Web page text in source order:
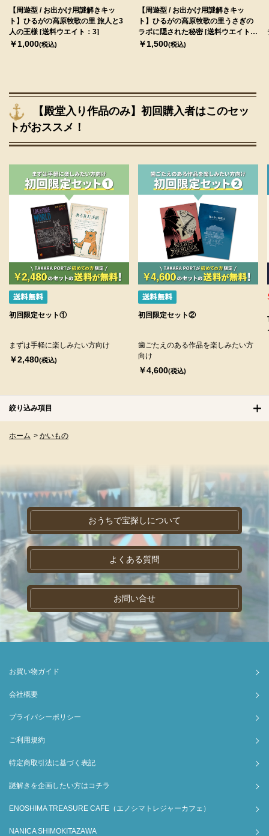
【周遊型 / お出かけ用謎解きキッ
ト】ひるがの高原牧歌の里 旅人と3
人の王様 [送料ウエイト：3]
￥1,000(税込)
【周遊型 / お出かけ用謎解きキッ
ト】ひるがの高原牧歌の里うさぎの
ラポに隠された秘密 [送料ウエイト：
3]
￥1,500(税込)
【殿堂入り作品のみ】初回購入者はこのセッ
トがおススメ！
初回限定セット①
まずは手軽に楽しみたい方向け
￥2,480(税込)
初回限定セット②
歯ごたえのある作品を楽しみたい方
向け
￥4,600(税込)
絞り込み項目
ホーム > かいもの
おうちで宝探しについて
よくある質問
お問い合せ
お買い物ガイド
会社概要
プライバシーポリシー
ご利用規約
特定商取引法に基づく表記
謎解きを企画したい方はコチラ
ENOSHIMA TREASURE CAFE（エノシマトレジャーカフェ）
NANICA SHIMOKITAZAWA